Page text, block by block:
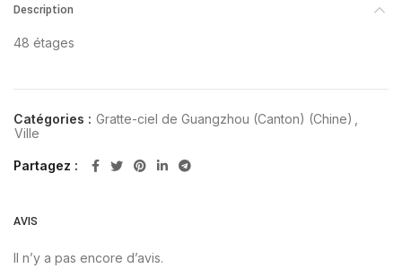
Description
48 étages
Catégories : Gratte-ciel de Guangzhou (Canton) (Chine)
Ville
Partagez
AVIS
Il n’y a pas encore d’avis.